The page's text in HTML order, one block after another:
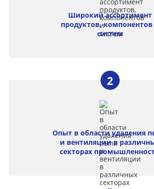
Широкий ассортимент
продуктов, компонентов
систем
Опыт в области удаления
и вентиляции в
секторах